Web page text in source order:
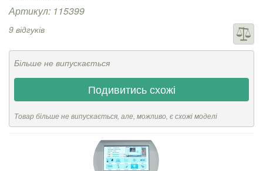
Артикул: 115399
9 відгуків
Більше не випускається
Подивитись схожі
Товар більше не випускається, але, можливо, є схожі моделі